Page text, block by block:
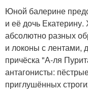
Юной балерине
и её дочь
абсолютно разных
и локоны с лентами,
причёска "А-ля
антагонисты:
приглушённых